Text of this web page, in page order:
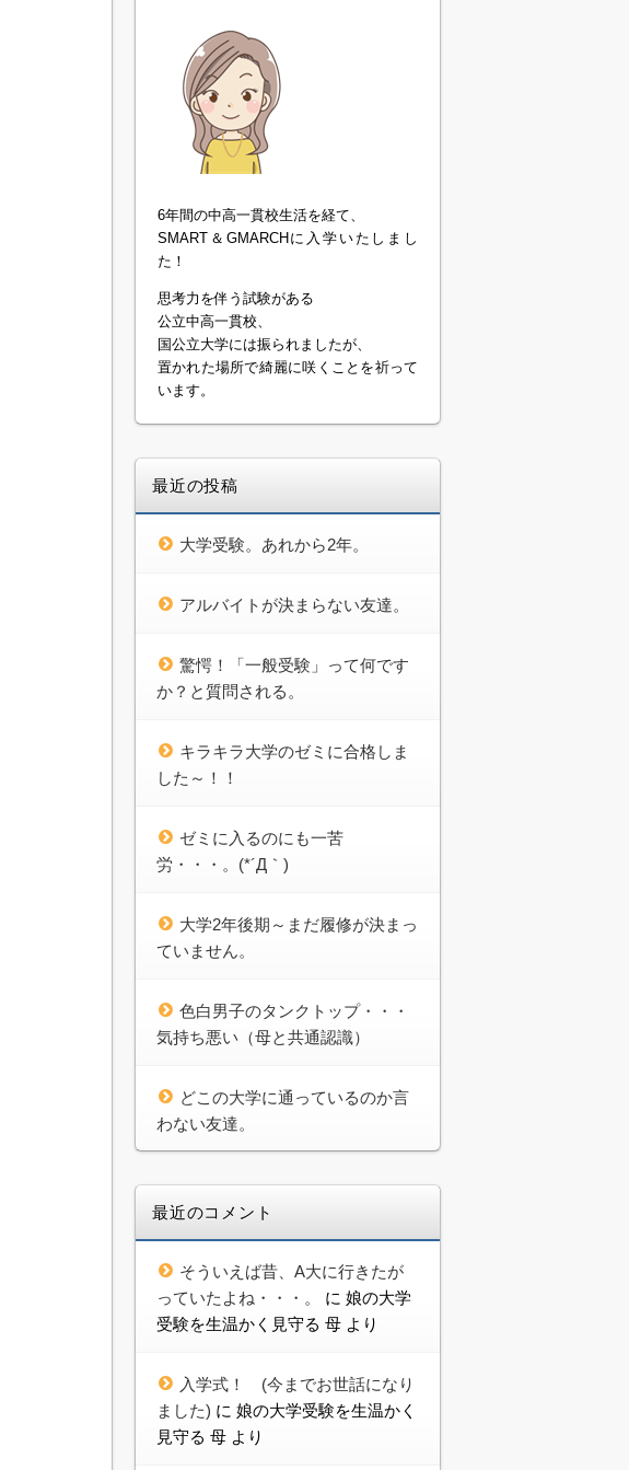
6年間の中高一貫校生活を経て、
SMART＆GMARCHに入学いたしまし
た！
思考力を伴う試験がある
公立中高一貫校、
国公立大学には振られましたが、
置かれた場所で綺麗に咲くことを祈って
います。
最近の投稿
大学受験。あれから2年。
アルバイトが決まらない友達。
驚愕！「一般受験」って何です
か？と質問される。
キラキラ大学のゼミに合格しま
した～！！
ゼミに入るのにも一苦
労・・・。(*´Д｀)
大学2年後期～まだ履修が決まっ
ていません。
色白男子のタンクトップ・・・
気持ち悪い（母と共通認識）
どこの大学に通っているのか言
わない友達。
最近のコメント
そういえば昔、A大に行きたが
っていたよね・・・。
に 娘の大学
受験を生温かく見守る 母 より
入学式！ (今までお世話になり
ました) に 娘の大学受験を生温かく
見守る 母 より